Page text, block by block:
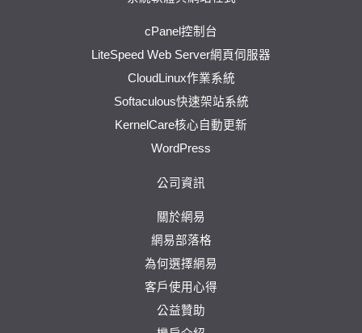
cPanel控制台
LiteSpeed Web Server網頁伺服器
CloudLinux作業系統
Softaculous快速架站系統
KernelCare核心自動更新
WordPress
公司資訊
關於網易
網易部落格
為何選擇網易
客戶使用心得
公益贊助